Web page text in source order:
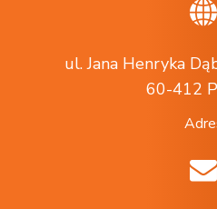
ul. Jana Henryka
60-412